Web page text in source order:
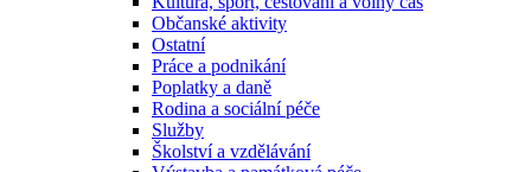
Občanské aktivity
Ostatní
Práce a podnikání
Poplatky a daně
Rodina a sociální péče
Služby
Školství a vzdělávání